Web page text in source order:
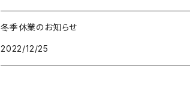
冬季休業のお知らせ
2022/12/25